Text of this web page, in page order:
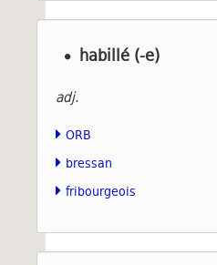
habillé (-e)
adj.
ORB
bressan
fribourgeois